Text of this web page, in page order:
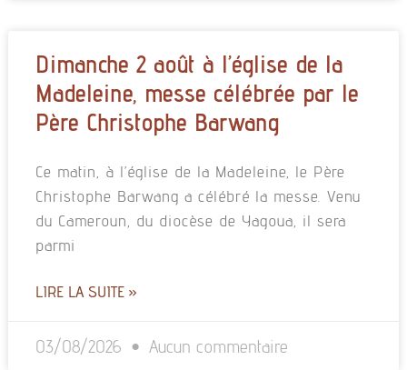
Dimanche 2 août à l’église de la
Madeleine, messe célébrée par le
Père Christophe Barwang
Ce matin, à l’église de la Madeleine, le Père
Christophe Barwang a célébré la messe. Venu
du Cameroun, du diocèse de Yagoua, il sera
parmi
LIRE LA SUITE »
03/08/2026 Aucun commentaire